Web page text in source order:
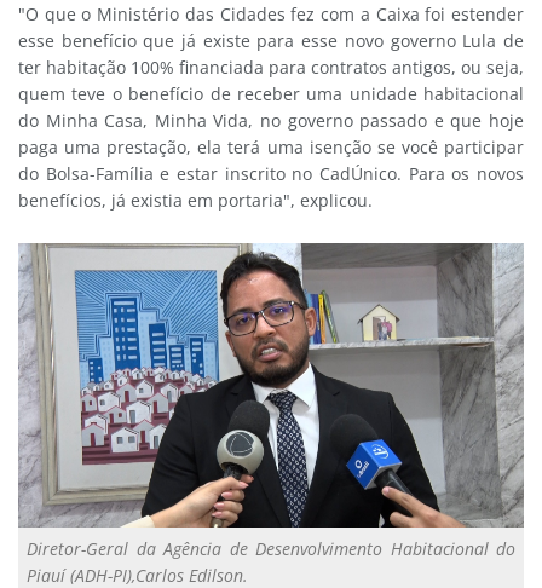
"O que o Ministério das Cidades fez com a Caixa foi estender
esse benefício que já existe para esse novo governo Lula de
ter habitação 100% financiada para contratos antigos, ou seja,
quem teve o benefício de receber uma unidade habitacional
do Minha Casa, Minha Vida, no governo passado e que hoje
paga uma prestação, ela terá uma isenção se você participar
do Bolsa-Família e estar inscrito no CadÚnico. Para os novos
benefícios, já existia em portaria", explicou.
Diretor-Geral da Agência de Desenvolvimento Habitacional do
Piauí (ADH-PI),Carlos Edilson.